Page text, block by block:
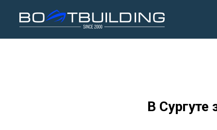
В Сургуте